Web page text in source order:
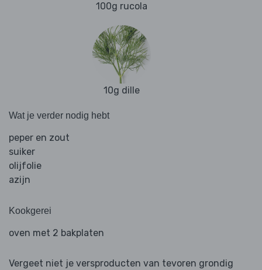
100g rucola
10g dille
Wat je verder nodig hebt
peper en zout
suiker
olijfolie
azijn
Kookgerei
oven met 2 bakplaten
Vergeet niet je versproducten van tevoren grondig